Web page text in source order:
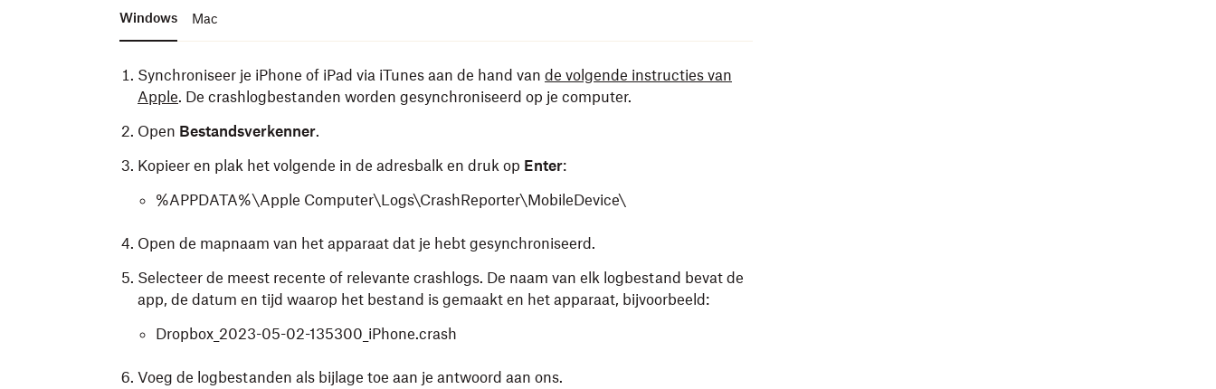
Windows Mac
Synchroniseer je iPhone of iPad via iTunes aan de hand van de volgende instructies van
Apple. De crashlogbestanden worden gesynchroniseerd op je computer.
Open Bestandsverkenner.
Kopieer en plak het volgende in de adresbalk en druk op Enter:
%APPDATA%\Apple Computer\Logs\CrashReporter\MobileDevice\
Open de mapnaam van het apparaat dat je hebt gesynchroniseerd.
Selecteer de meest recente of relevante crashlogs. De naam van elk logbestand bevat de
app, de datum en tijd waarop het bestand is gemaakt en het apparaat, bijvoorbeeld:
Dropbox_2023-05-02-135300_iPhone.crash
Voeg de logbestanden als bijlage toe aan je antwoord aan ons.